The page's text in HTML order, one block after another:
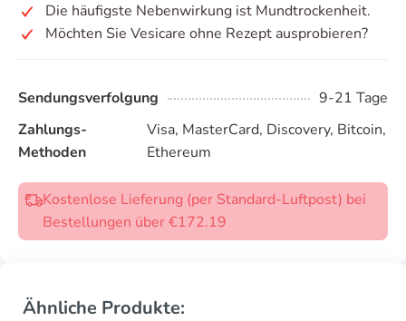
Die häufigste Nebenwirkung ist Mundtrockenheit.
Möchten Sie Vesicare ohne Rezept ausprobieren?
Sendungsverfolgung
9-21 Tage
Zahlungs-
Methoden
Visa, MasterCard, Discovery, Bitcoin,
Ethereum
Kostenlose Lieferung (per Standard-Luftpost) bei
Bestellungen über €172.19
Ähnliche Produkte: